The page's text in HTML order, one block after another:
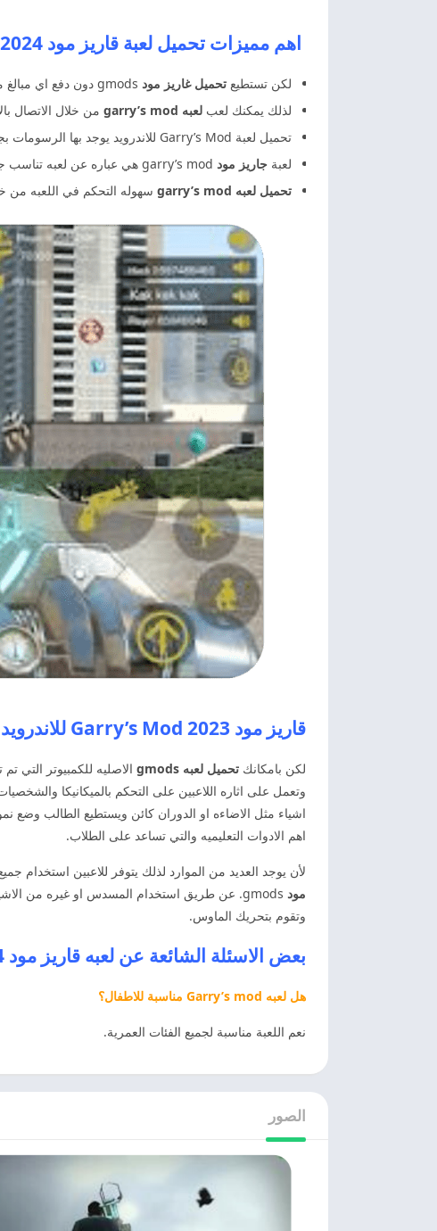
اهم مميزات تحميل لعبة قاريز مود garry’s mod 2024
لكن تستطيع تحميل غاريز مود
لذلك يمكنك لعب لعبه garry’s mod
من خلال الاتصال
تحميل لعبة Garry’s Mod للاندرويد يوجد بها الرسومات بجوده عاليه جدا والتي توجد بوضع HD ورسومات عاليه الدقه.
لعبة جاريز مود
تحميل لعبه garry’s mod
سهوله التحكم في اللعبه من
قاريز مود 2023 Garry’s Mod للاندرويد
لكن بامكانك تحميل لعبه gmods الاصليه للكمبيوتر التي
وتعمل على اثاره اللاعبين على التحكم بالميكانيكا
اشياء مثل الاضاءه او الدوران كائن ويستطيع الطالب وضع
اهم الادوات التعليميه والتي تساعد على الطلاب.
لأن يوجد العديد من الموارد لذلك يتوفر للاعبين استخدام
مود
وتقوم بتحريك الماوس.
بعض الاسئلة الشائعة عن لعبه قاريز مود 2024 Garry’s Mod
هل لعبه Garry’s mod مناسبة للاطفال؟
نعم اللعبة مناسبة لجميع الفئات العمرية.
الصور